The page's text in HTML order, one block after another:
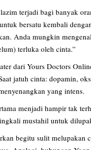
terjadi bagi banyak
bersatu kembali
Anda mungkin
terluka oleh cinta.”
dari Yours Doctors
jatuh cinta: dopamin,
yang intens.
menjadi hampir tak
mustahil untuk
begitu sulit melupakan